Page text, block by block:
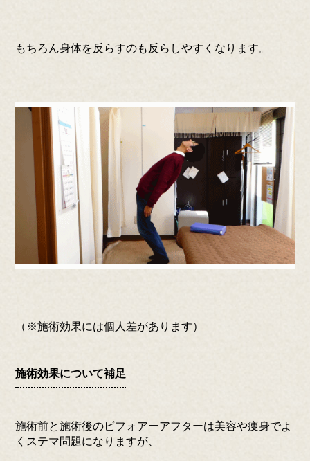
もちろん身体を反らすのも反らしやすくなります。
（※施術効果には個人差があります）
施術効果について補足
施術前と施術後のビフォアーアフターは美容や痩身でよ
くステマ問題になりますが、